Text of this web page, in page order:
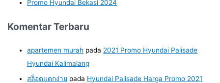
Promo Hyundai Bekasi 2024
Komentar Terbaru
apartemen murah pada 2021 Promo Hyundai Palisade
Hyundai Kalimalang
สล็อตแตกง่าย pada Hyundai Palisade Harga Promo 2021